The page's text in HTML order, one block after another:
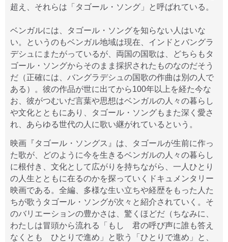
超え、それらは「タゴール・ソング」と呼ばれている。
ベンガルには、タゴール・ソングを知らない人はいな
い。というのもベンガル地域は現在、インドとバングラ
デシュにまたがっているが、両国の国歌は、どちらもタ
ゴール・ソングからそのまま採択されたものなのだそう
だ（正確には、バングラデシュの国歌の作曲は別の人で
ある）。彼の作品が世に出てから100年以上を経た今な
お、彼がつむいだ言葉や思想はベンガルの人々の暮らし
や文化とともにあり、タゴール・ソングもまた深く愛さ
れ、あらゆる世代の人に歌い継がれているという。
映画『タゴール・ソングス』は、タゴールが生前に作っ
た歌が、どのように今を生きるベンガルの人々の暮らし
に根付き、文化として広がりを持ちながら、一人ひとり
の人生とともに在るのかを探っていくドキュメンタリー
映画である。全編、多様な生い立ちや経歴をもった人た
ちが歌うタゴール・ソングが次々と紹介されていく。そ
のバリエーションの豊かさは、驚くほどだ（ちなみに、
わたしは冒頭から流れる「もし 君の呼び声に誰も答え
なくとも ひとりで進め」と歌う「ひとりで進め」と、